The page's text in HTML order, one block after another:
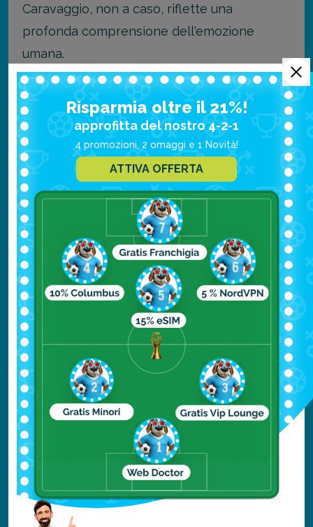
Caravaggio, non a caso, riflette una
profonda comprensione dell'emozione
umana.
L'espressione piena di terrore di Salomè,
che è presente per ricevere la testa di
Giovanni Battista, e le varie reazioni degli
altri spettatori, aggiungono strati di
complessità alla narrazione.
Nel dipinto, Caravaggio include anche se
stesso come uno degli osservatori,
sottolineando ulteriormente il collegamento
personale e la riflessione sulla mortalità e la
redenzione.
Inoltre, "La Decollazione di San Giovanni
Battista" è un dipinto noto per essere l'unico
lavoro
firmato da Caravaggio.
Proprio per quest'opera, ha scelto di firmare
il suo nome nel sangue che scorre dal collo
del Battista, un gesto che sottolinea il
significato personale per l'artista e mette in
luce il suo spirito innovativo.
Risparmia oltre il 21%!
approfitta del nostro 4-2-1
4 promozioni, 2 omaggi e 1 Novità!
ATTIVA OFFERTA